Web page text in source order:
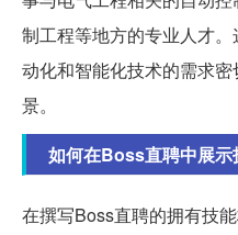
制工程等地方的专业人才
动化和智能化技术的需求
景。
如何在Boss直聘中展示
在撰写Boss直聘的拥有技